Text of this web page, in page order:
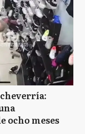
ocho meses